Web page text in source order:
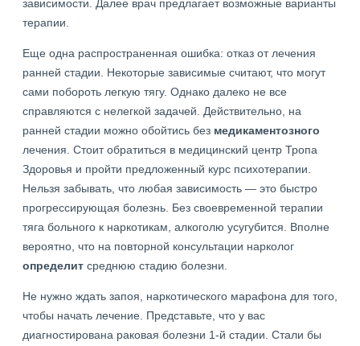
зависимости. Далее врач предлагает возможные варианты
терапии.
Еще одна распространенная ошибка: отказ от лечения
ранней стадии. Некоторые зависимые считают, что могут
сами побороть легкую тягу. Однако далеко не все
справляются с нелегкой задачей. Действительно, на
ранней стадии можно обойтись без медикаментозного
лечения. Стоит обратиться в медицинский центр Тропа
Здоровья и пройти предложенный курс психотерапии.
Нельзя забывать, что любая зависимость — это быстро
прогрессирующая болезнь. Без своевременной терапии
тяга больного к наркотикам, алкоголю усугубится. Вполне
вероятно, что на повторной консультации нарколог
определит среднюю стадию болезни.
Не нужно ждать запоя, наркотического марафона для того,
чтобы начать лечение. Представьте, что у вас
диагностирована раковая болезни 1-й стадии. Стали бы